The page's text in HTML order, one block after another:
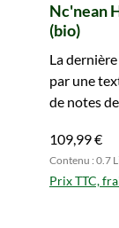
Nc'nean
(bio)
La
par une
de notes
109,99 €
Contenu : 0.7
Prix TTC,